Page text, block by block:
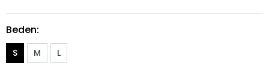
Beden:
S M L